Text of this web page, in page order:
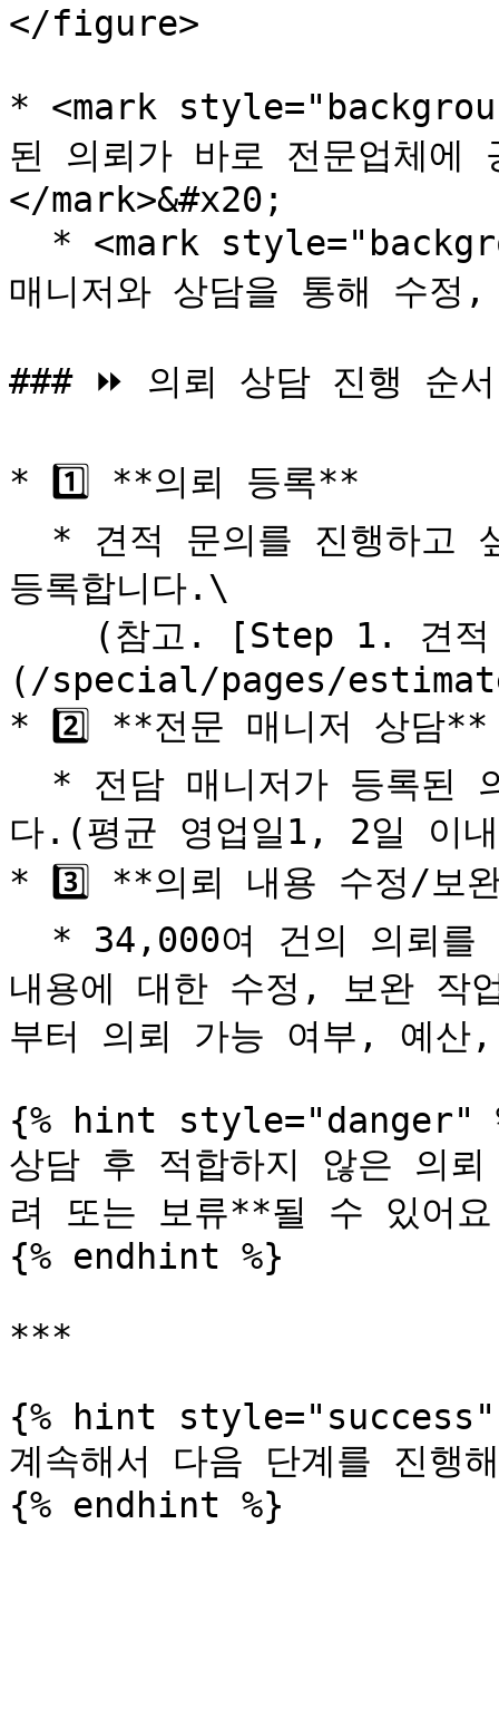
</figure>
* <mark
된 의뢰가 바로 전문업체
</mark>&#x20;
매니저와 상담을 통해 수정
### ⏩ 의뢰 상담 진행 순서
* 1️⃣ **의뢰 등록**
등록합니다.\
(/special/pages/
* 2️⃣ **전문 매니저 상담**
다.(평균 영업일1, 2일 이
* 3️⃣ **의뢰 내용 수정/보
내용에 대한 수정, 보완 작
부터 의뢰 가능 여부, 예
{% hint style="danger"
상담 후 적합하지 않은 의
려 또는 보류**될 수 있어
{% endhint %}
***
{% hint style="success"
계속해서 다음 단계를 진행